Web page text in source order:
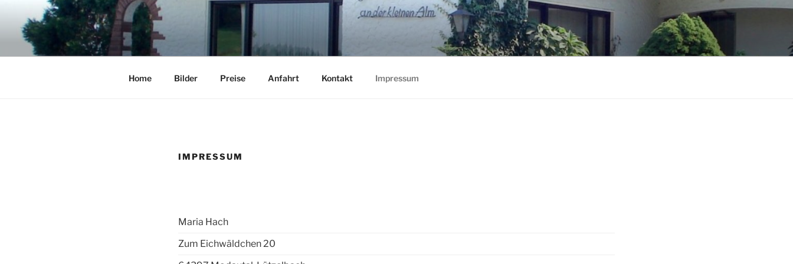
Inhalt
springen
HAUS AN DER KLEINEN ALM
Home Bilder Preise Anfahrt Kontakt Impressum
IMPRESSUM
Maria Hach
Zum Eichwäldchen 20